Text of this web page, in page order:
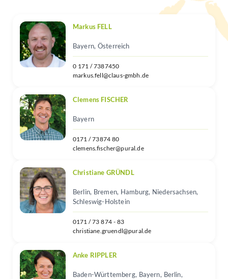
Markus FELL
Bayern, Österreich
0 171 / 7387450
markus.fell@claus-gmbh.de
Clemens FISCHER
Bayern
0171 / 73874 80
clemens.fischer@pural.de
Christiane GRÜNDL
Berlin, Bremen, Hamburg, Niedersachsen,
Schleswig-Holstein
0171 / 73 874 - 83
christiane.gruendl@pural.de
Anke RIPPLER
Baden-Württemberg, Bayern, Berlin,